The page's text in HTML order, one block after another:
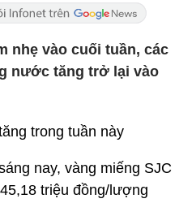
nhẹ vào cuối tuần, các
nước tăng trở lại vào
trong tuần này
nay, vàng miếng SJC
triệu đồng/lượng